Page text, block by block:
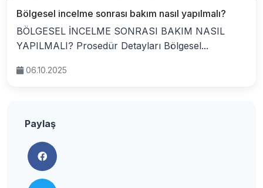
Bölgesel incelme sonrası bakım nasıl yapılmalı?
BÖLGESEL İNCELME SONRASI BAKIM NASIL
YAPILMALI? Prosedür Detayları Bölgesel...
06.10.2025
Paylaş